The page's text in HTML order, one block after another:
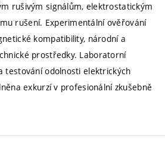
rušivým signálům, elektrostatickým
rušení. Experimentální ověřování
kompatibility, národní a
prostředky. Laboratorní
testování odolnosti elektrických
exkurzí v profesionální zkušebně